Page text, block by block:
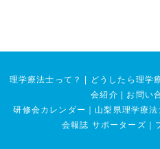
理学療法士って？ どうしたら理学
会紹介
お問い
研修会カレンダー
山梨県理学療
会報誌 サポーターズ